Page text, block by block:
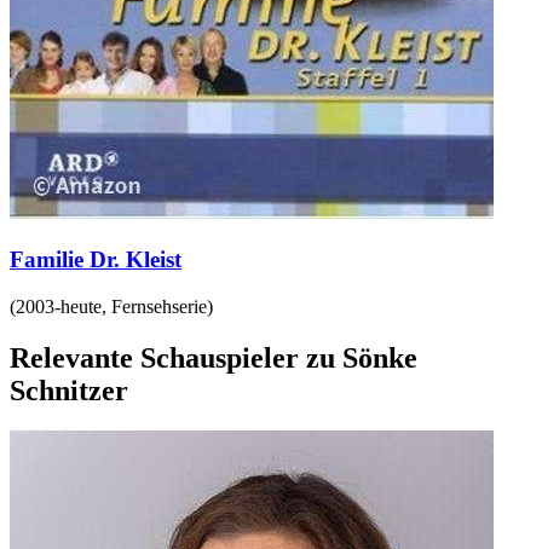
Familie Dr. Kleist
(2003-heute, Fernsehserie)
Relevante Schauspieler zu Sönke
Schnitzer